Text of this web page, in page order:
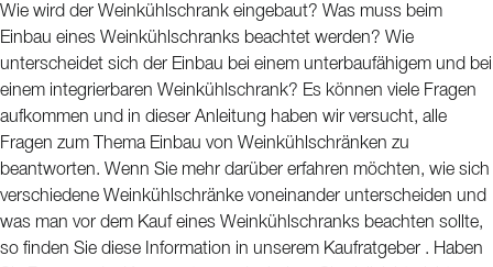
Wie wird der Weinkühlschrank eingebaut? Was muss beim
Einbau eines Weinkühlschranks beachtet werden? Wie
unterscheidet sich der Einbau bei einem unterbaufähigem und bei
einem integrierbaren Weinkühlschrank? Es können viele Fragen
aufkommen und in dieser Anleitung haben wir versucht, alle
Fragen zum Thema Einbau von Weinkühlschränken zu
beantworten. Wenn Sie mehr darüber erfahren möchten, wie sich
verschiedene Weinkühlschränke voneinander unterscheiden und
was man vor dem Kauf eines Weinkühlschranks beachten sollte,
so finden Sie diese Information in unserem Kaufratgeber . Haben